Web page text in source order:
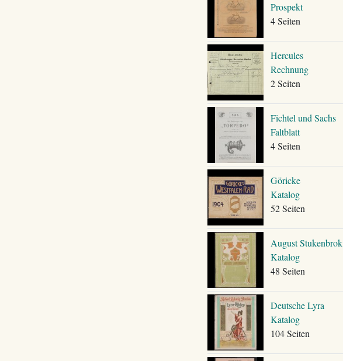
Prospekt
4 Seiten
Hercules
Rechnung
2 Seiten
Fichtel und Sachs
Faltblatt
4 Seiten
Göricke
Katalog
52 Seiten
August Stukenbrok
Katalog
48 Seiten
Deutsche Lyra
Katalog
104 Seiten